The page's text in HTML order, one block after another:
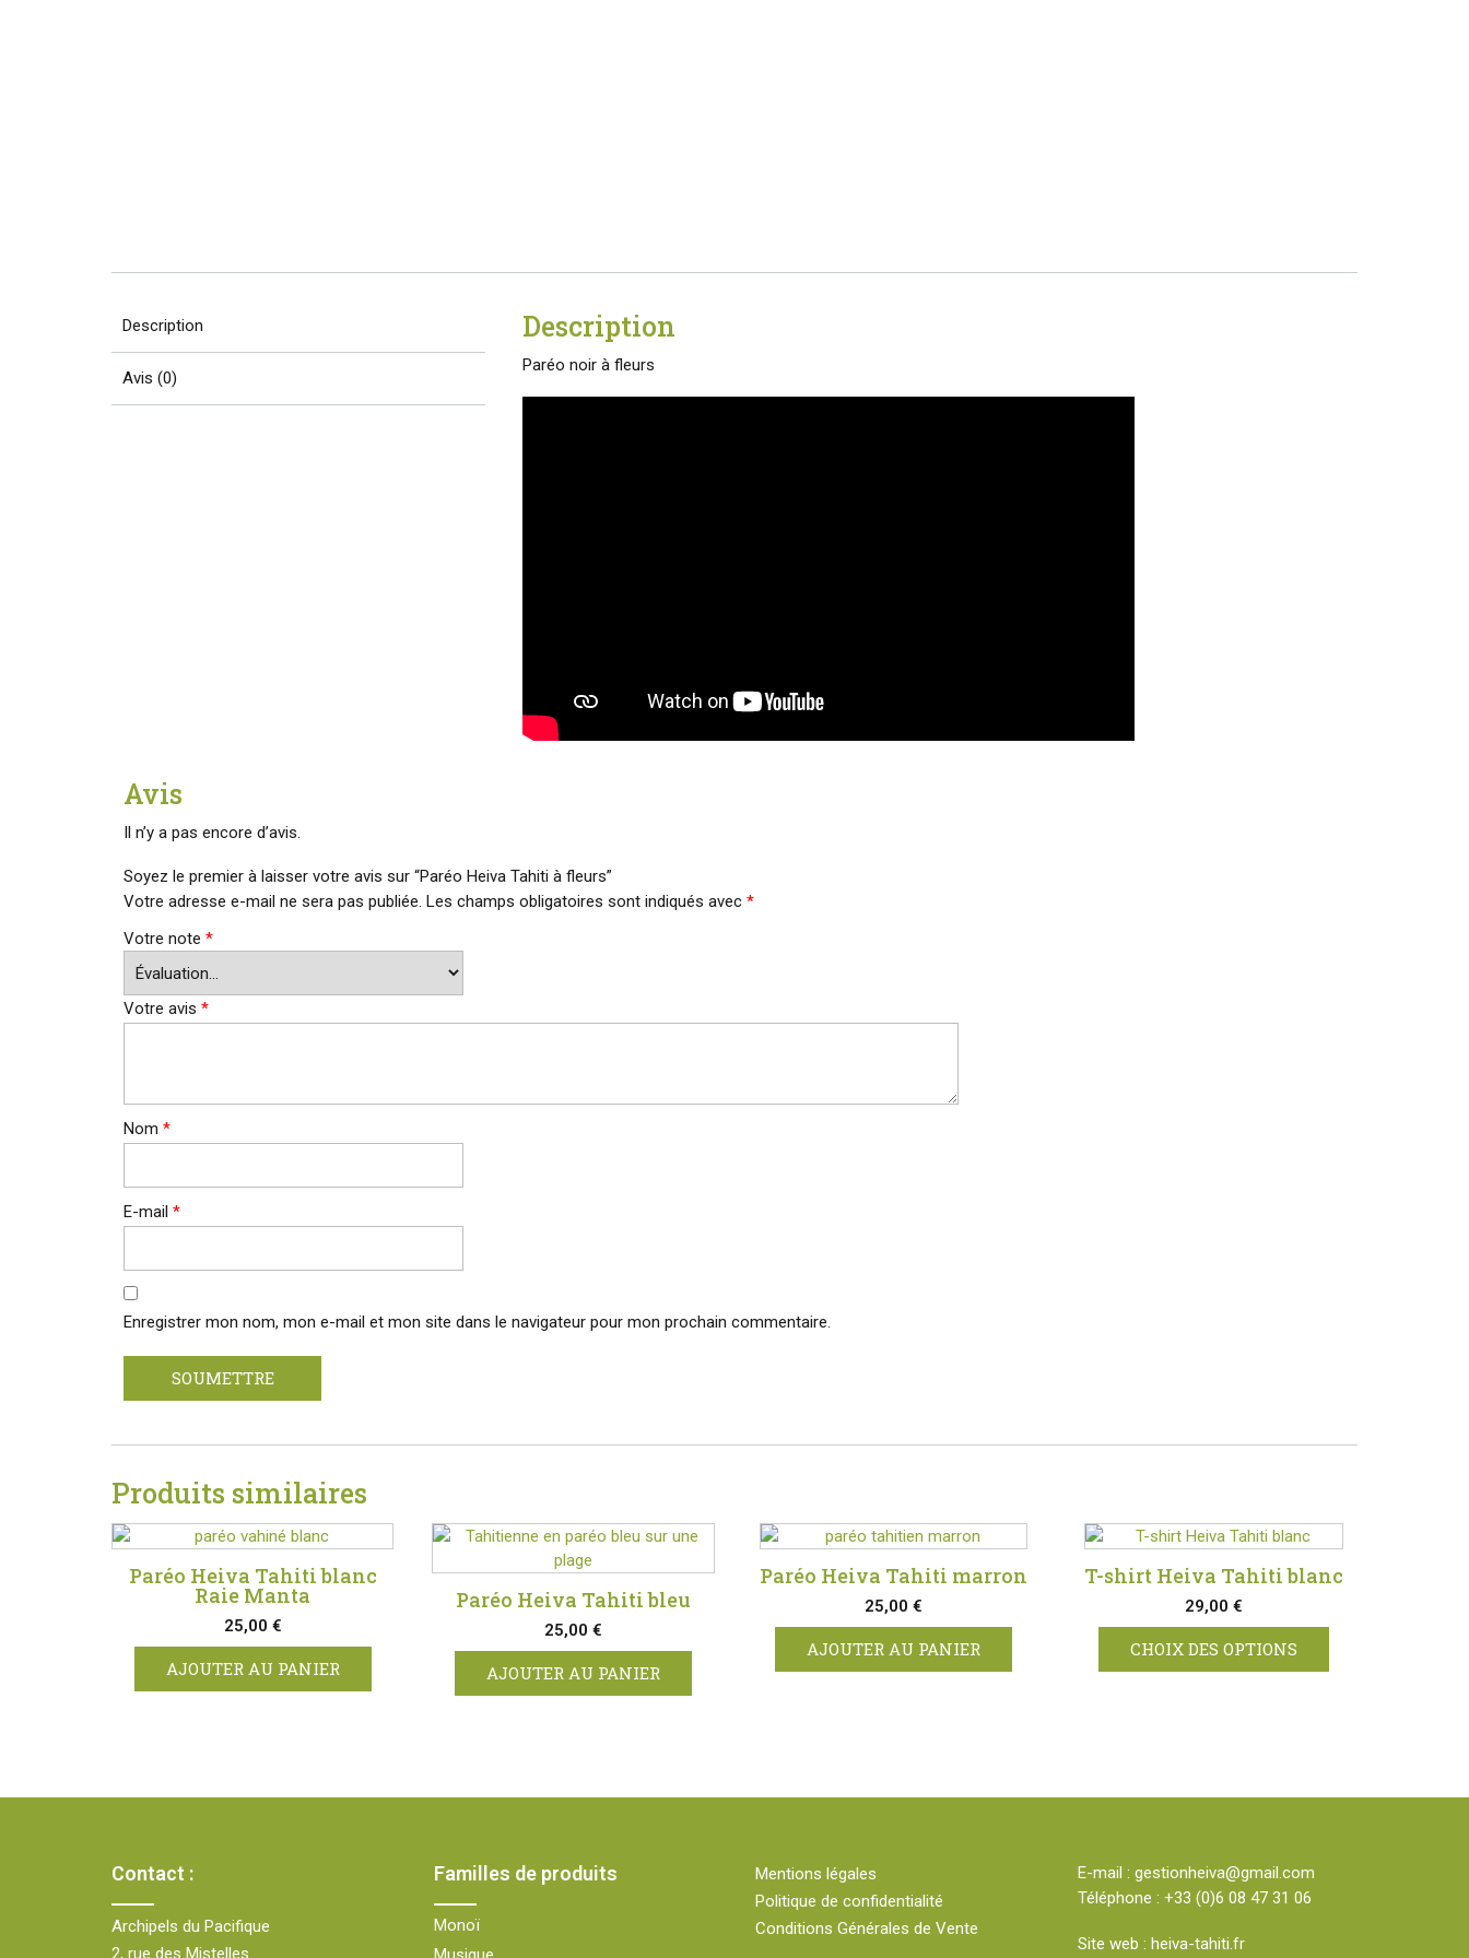
Description
Avis (0)
Description
Paréo noir à fleurs
Avis
Il n’y a pas encore d’avis.
Soyez le premier à laisser votre avis sur “Paréo Heiva Tahiti à fleurs”
Votre adresse e-mail ne sera pas publiée. Les champs obligatoires sont indiqués avec*
Votre note*
Votre avis*
Nom*
E-mail*
Enregistrer mon nom, mon e-mail et mon site dans le navigateur pour mon prochain commentaire.
Produits similaires
Paréo Heiva Tahiti blanc
Raie Manta
25,00 €
AJOUTER AU PANIER
Paréo Heiva Tahiti bleu
25,00 €
AJOUTER AU PANIER
Paréo Heiva Tahiti marron
25,00€
AJOUTER AU PANIER
T-shirt Heiva Tahiti blanc
29,00€
CHOIX DES OPTIONS
Les
être
choisies
la
Contact :
Archipels du Pacifique
2, rue des Mistelles
Familles de produits
Monoï
Mentions légales
Politique de confidentialité
Conditions Générales de Vente
E-mail : gestionheiva@gmail.com
Téléphone : +33 (0)6 08 47 31 06
Site web : heiva-tahiti.fr